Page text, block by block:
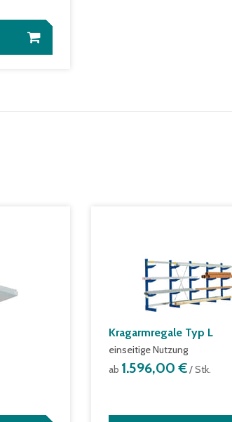
Kragarmregale Typ L
einseitige Nutzung
ab 1.596,00 €/ Stk.